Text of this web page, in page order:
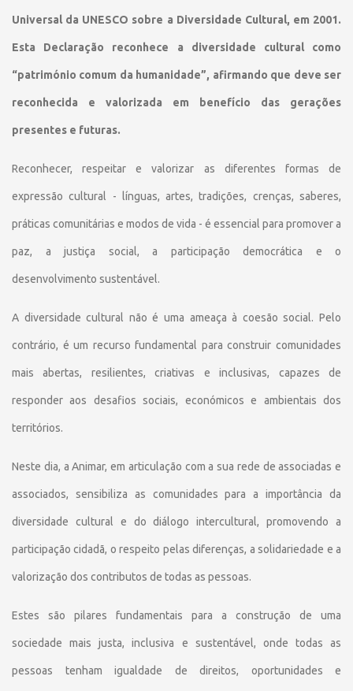
Universal da UNESCO sobre a Diversidade Cultural, em 2001.
Esta Declaração reconhece a diversidade cultural como
“património comum da humanidade”, afirmando que deve ser
reconhecida e valorizada em benefício das gerações
presentes e futuras.
Reconhecer, respeitar e valorizar as diferentes formas de
expressão cultural - línguas, artes, tradições, crenças, saberes,
práticas comunitárias e modos de vida - é essencial para promover a
paz, a justiça social, a participação democrática e o
desenvolvimento sustentável.
A diversidade cultural não é uma ameaça à coesão social. Pelo
contrário, é um recurso fundamental para construir comunidades
mais abertas, resilientes, criativas e inclusivas, capazes de
responder aos desafios sociais, económicos e ambientais dos
territórios.
Neste dia, a Animar, em articulação com a sua rede de associadas e
associados, sensibiliza as comunidades para a importância da
diversidade cultural e do diálogo intercultural, promovendo a
participação cidadã, o respeito pelas diferenças, a solidariedade e a
valorização dos contributos de todas as pessoas.
Estes são pilares fundamentais para a construção de uma
sociedade mais justa, inclusiva e sustentável, onde todas as
pessoas tenham igualdade de direitos, oportunidades e